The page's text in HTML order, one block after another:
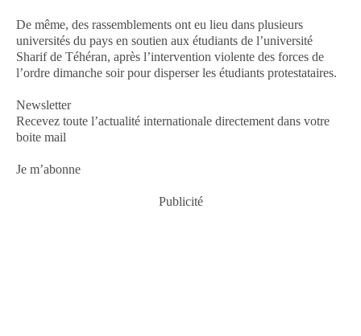
De même, des rassemblements ont eu lieu dans plusieurs
universités du pays en soutien aux étudiants de l’université
Sharif de Téhéran, après l’intervention violente des forces de
l’ordre dimanche soir pour disperser les étudiants protestataires.
Newsletter
Recevez toute l’actualité internationale directement dans votre
boite mail
Je m’abonne
Publicité